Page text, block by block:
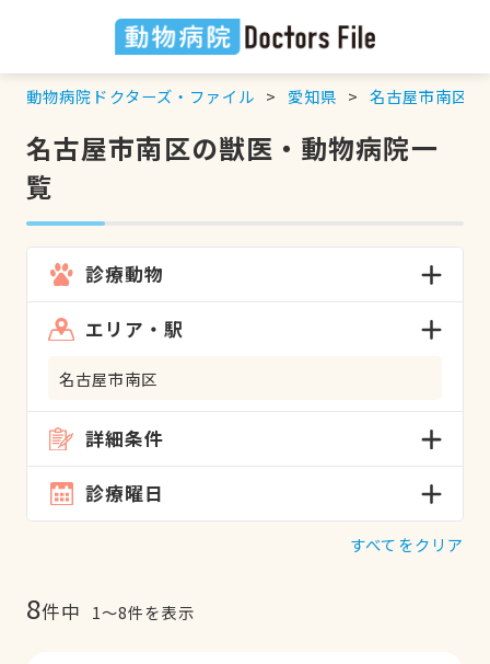
動物病院ドクターズ・ファイル 愛知県 名古屋市南区
名古屋市南区の獣医・動物病院一
覧
診療動物
エリア・駅
名古屋市南区
詳細条件
診療曜日
すべてをクリア
8件中 1〜8件を表示